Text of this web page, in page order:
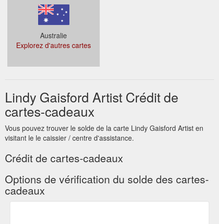
Australie
Explorez d'autres cartes
Lindy Gaisford Artist Crédit de
cartes-cadeaux
Vous pouvez trouver le solde de la carte Lindy Gaisford Artist en
visitant le le caissier / centre d'assistance.
Crédit de cartes-cadeaux
Options de vérification du solde des cartes-
cadeaux